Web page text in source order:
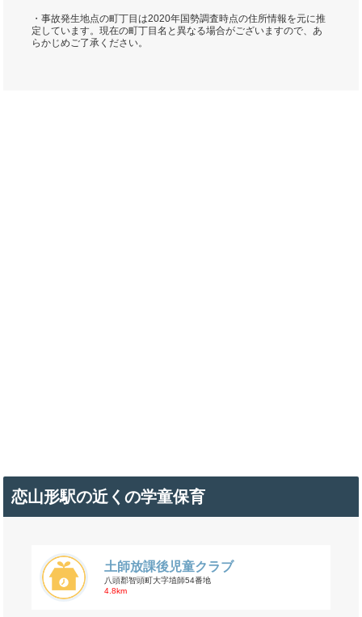
・事故発生地点の町丁目は2020年国勢調査時点の住所情報を元に推
定しています。現在の町丁目名と異なる場合がございますので、あ
らかじめご了承ください。
恋山形駅の近くの学童保育
土師放課後児童クラブ
八頭郡智頭町大字埴師54番地
4.8km